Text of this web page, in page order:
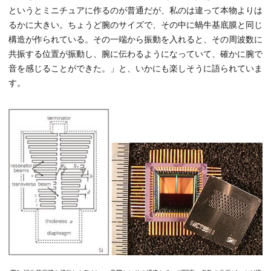
というとミニチュアに作るのが普通だが、私のは違って本物よりは
るかに大きい。ちょうど腕のサイズで、その中に蝸牛基底膜と同じ
構造が作られている。その一端から振動を入れると、その周波数に
共振する位置が振動し、腕に伝わるようになっていて、確かに腕で
音を感じることができた。」と、いかにも楽しそうに語られていま
す。